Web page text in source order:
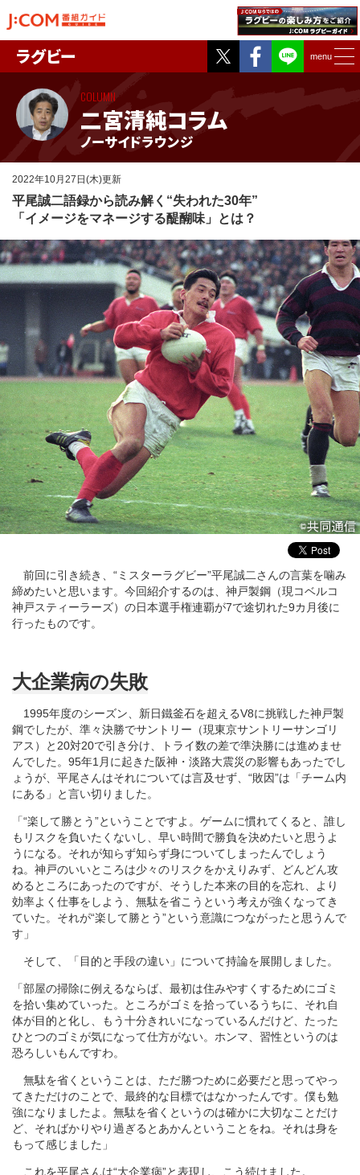
Twitter
Facebook
menu
ラグビー
二宮清純コラム
ノーサイドラウンジ
COLUMN
2022年10月27日(木)更新
平尾誠二語録から読み解く“失われた30年”
「イメージをマネージする醍醐味」とは？
前回に引き続き、“ミスターラグビー”平尾誠二さんの言葉を噛み
締めたいと思います。今回紹介するのは、神戸製鋼（現コベルコ
神戸スティーラーズ）の日本選手権連覇が7で途切れた9カ月後に
行ったものです。
大企業病の失敗
1995年度のシーズン、新日鐵釜石を超えるV8に挑戦した神戸製
鋼でしたが、準々決勝でサントリー（現東京サントリーサンゴリ
アス）と20対20で引き分け、トライ数の差で準決勝には進めませ
んでした。95年1月に起きた阪神・淡路大震災の影響もあったでし
ょうが、平尾さんはそれについては言及せず、“敗因”は「チーム内
にある」と言い切りました。
「“楽して勝とう”ということですよ。ゲームに慣れてくると、誰し
もリスクを負いたくないし、早い時間で勝負を決めたいと思うよ
うになる。それが知らず知らず身についてしまったんでしょう
ね。神戸のいいところは少々のリスクをかえりみず、どんどん攻
めるところにあったのですが、そうした本来の目的を忘れ、より
効率よく仕事をしよう、無駄を省こうという考えが強くなってき
ていた。それが“楽して勝とう”という意識につながったと思うんで
す」
そして、「目的と手段の違い」について持論を展開しました。
「部屋の掃除に例えるならば、最初は住みやすくするためにゴミ
を拾い集めていった。ところがゴミを拾っているうちに、それ自
体が目的と化し、もう十分きれいになっているんだけど、たった
ひとつのゴミが気になって仕方がない。ホンマ、習性というのは
恐ろしいもんですわ。
無駄を省くということは、ただ勝つために必要だと思ってやっ
てきただけのことで、最終的な目標ではなかったんです。僕も勉
強になりましたよ。無駄を省くというのは確かに大切なことだけ
ど、そればかりやり過ぎるとあかんということをね。それは身を
もって感じました」
これを平尾さんは“大企業病”と表現し、こう続けました。